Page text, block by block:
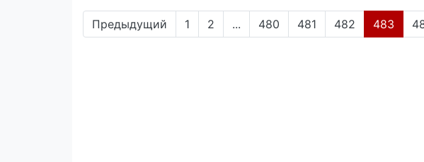
Предыдущий 1 2 ... 480 481 482 483